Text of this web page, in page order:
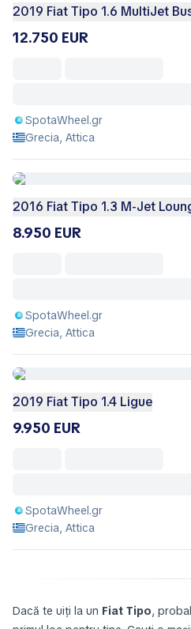
2019 Fiat Tipo 1.6 MultiJet
12.750 EUR
SpotaWheel.gr
Grecia, Attica
2016 Fiat Tipo 1.3 M-Jet
8.950 EUR
SpotaWheel.gr
Grecia, Attica
2019 Fiat Tipo 1.4 Ligue
9.950 EUR
SpotaWheel.gr
Grecia, Attica
Dacă te uiți la un Fiat Tipo,